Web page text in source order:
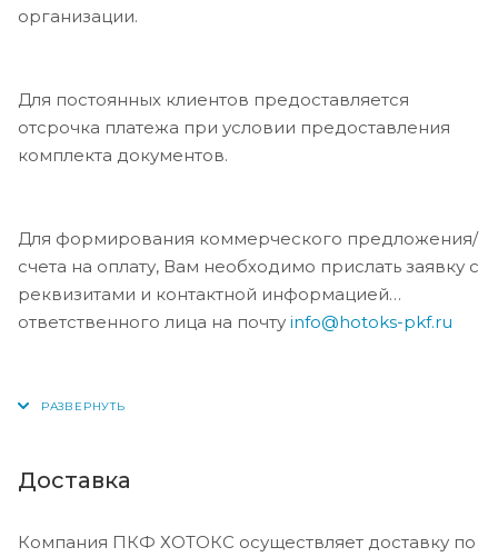
организации.
Для постоянных клиентов предоставляется
отсрочка платежа при условии предоставления
комплекта документов.
Для формирования коммерческого предложения/
счета на оплату, Вам необходимо прислать заявку с
реквизитами и контактной информацией
ответственного лица на почту info@hotoks-pkf.ru
Доставка
Компания ПКФ ХОТОКС осуществляет доставку по